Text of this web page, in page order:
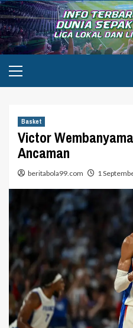
Skip
to
content
Menu
Basket
Victor
Ancaman
beritabola99.com 1